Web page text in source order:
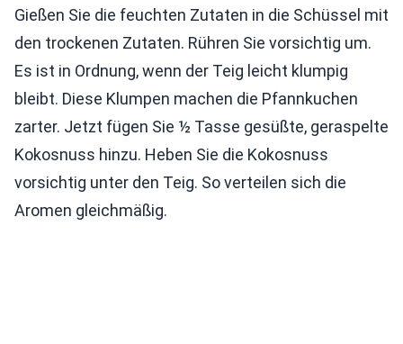
Gießen Sie die feuchten Zutaten in die Schüssel mit
den trockenen Zutaten. Rühren Sie vorsichtig um.
Es ist in Ordnung, wenn der Teig leicht klumpig
bleibt. Diese Klumpen machen die Pfannkuchen
zarter. Jetzt fügen Sie ½ Tasse gesüßte, geraspelte
Kokosnuss hinzu. Heben Sie die Kokosnuss
vorsichtig unter den Teig. So verteilen sich die
Aromen gleichmäßig.